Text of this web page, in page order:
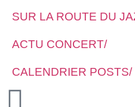
SUR LA ROUTE DU
ACTU CONCERT/
CALENDRIER POSTS/